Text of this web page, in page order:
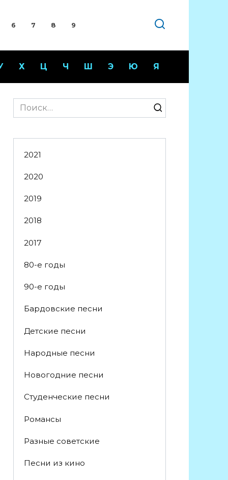
6 7 8 9
Х Ц Ч Ш Э Ю Я
Search
for:
2021
2020
2019
2018
2017
80-е годы
90-е годы
Бардовские песни
Детские песни
Народные песни
Новогодние песни
Студенческие песни
Романсы
Разные советские
Песни из кино